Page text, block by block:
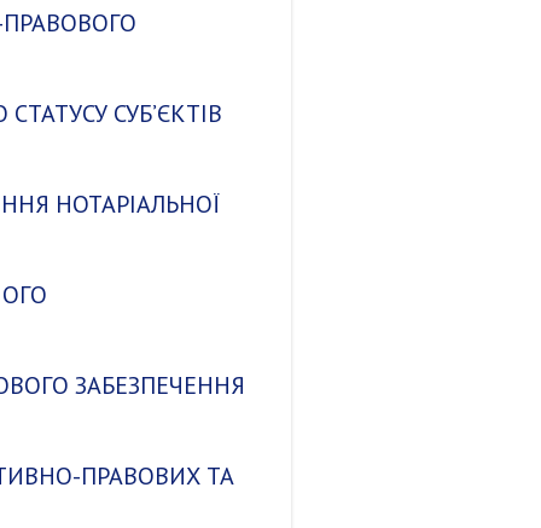
ПРАВОВОГО
СУБ’ЄКТІВ
НОТАРІАЛЬНОЇ
ЗАБЕЗПЕЧЕННЯ
ПРАВОВИХ ТА